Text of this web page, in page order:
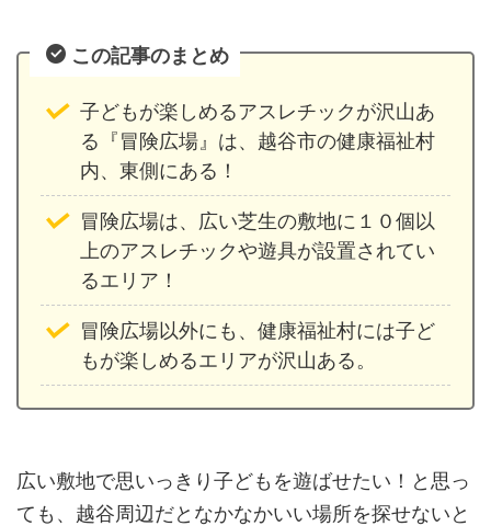
この記事のまとめ
子どもが楽しめるアスレチックが沢山あ
る『冒険広場』は、越谷市の健康福祉村
内、東側にある！
冒険広場は、広い芝生の敷地に１０個以
上のアスレチックや遊具が設置されてい
るエリア！
冒険広場以外にも、健康福祉村には子ど
もが楽しめるエリアが沢山ある。
広い敷地で思いっきり子どもを遊ばせたい！と思っ
ても、越谷周辺だとなかなかいい場所を探せないと